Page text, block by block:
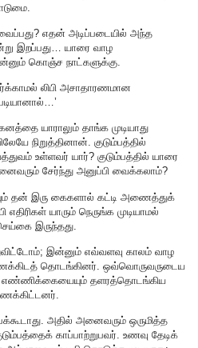
எதன் அடிப்படையில் அந்த
இறப்பது… யாரை வாழ
கொஞ்ச நாட்களுக்கு.
லிபி அசாதாரணமான
யாராலும் தாங்க முடியாது
நிறுத்தினான். குடும்பத்தில்
உள்ளவர் யார்? குடும்பத்தில் யாரை
சேர்ந்து அனுப்பி வைக்கலாம்?
தன் இரு கைகளால் கட்டி அணைத்துக்
யாரும் நெருங்க முடியாமல்
இருந்தது.
இன்னும் எவ்வளவு காலம் வாழ
தொடங்கினர். ஒவ்வொருவருடைய
எண்ணிக்கையையும் தளரத்தொடங்கிய
அதில் அனைவரும் ஒருமித்த
காப்பாற்றுபவர். உணவு தேடிக்